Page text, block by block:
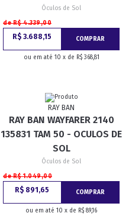
Óculos de Sol
de R$ 4.339,00
R$ 3.688,15 COMPRAR
ou em até 10 x de R$ 368,81
RAY BAN
RAY BAN WAYFARER 2140
135831 TAM 50 - OCULOS DE
SOL
Óculos de Sol
de R$ 1.049,00
R$ 891,65 COMPRAR
ou em até 10 x de R$ 89,16